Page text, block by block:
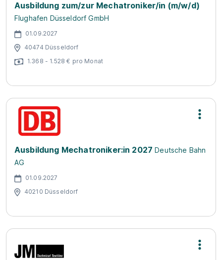
Ausbildung zum/zur Mechatroniker/in (m/w/d)
Flughafen Düsseldorf GmbH
01.09.2027
40474 Düsseldorf
1.368 - 1.528 € pro Monat
Ausbildung Mechatroniker:in 2027 Deutsche Bahn
AG
01.09.2027
40210 Düsseldorf